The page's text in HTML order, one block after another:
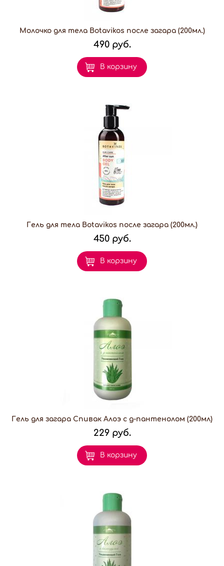
Молочко для тела Botavikos после загара (200мл.)
490 руб.
В корзину
Гель для тела Botavikos после загара (200мл.)
450 руб.
В корзину
Гель для загара Спивак Алоэ с д-пантенолом (200мл)
229 руб.
В корзину